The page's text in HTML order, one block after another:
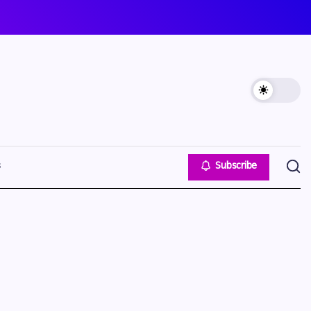
Subscribe